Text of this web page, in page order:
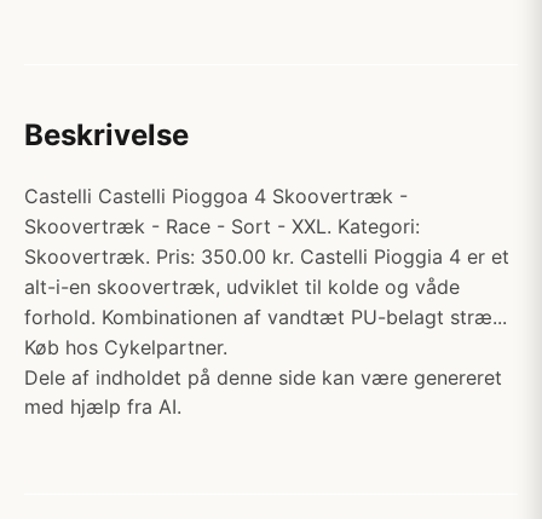
Beskrivelse
Castelli Castelli Pioggoa 4 Skoovertræk -
Skoovertræk - Race - Sort - XXL. Kategori:
Skoovertræk. Pris: 350.00 kr. Castelli Pioggia 4 er et
alt-i-en skoovertræk, udviklet til kolde og våde
forhold. Kombinationen af vandtæt PU-belagt stræ...
Køb hos Cykelpartner.
Dele af indholdet på denne side kan være genereret
med hjælp fra AI.